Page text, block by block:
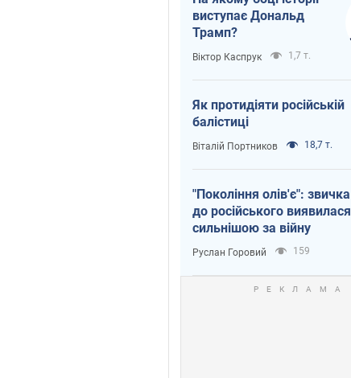
виступає Дональд
Трамп?
Віктор Каспрук 1,7 т.
Як протидіяти російській
балістиці
Віталій Портников 18,7 т.
"Покоління олів'є": звичка
до російського виявилася
сильнішою за війну
Руслан Горовий 159